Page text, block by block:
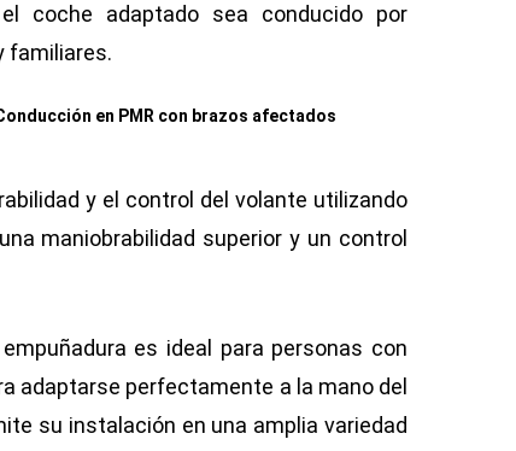
coche adaptado sea conducido por
familiares.
en PMR con brazos afectados
y el control del volante utilizando
maniobrabilidad superior y un control
es ideal para personas con
adaptarse perfectamente a la mano del
su instalación en una amplia variedad